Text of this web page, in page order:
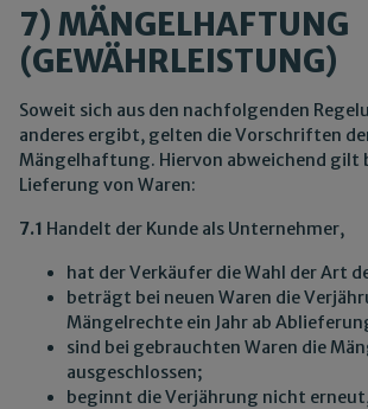
7) MÄNGELHAFTUNG
(GEWÄHRLEISTUNG)
Soweit sich aus den nachfolgenden
anderes ergibt, gelten die Vorschriften
Mängelhaftung. Hiervon abweichend gilt
Lieferung von Waren:
7.1 Handelt der Kunde als Unternehmer,
hat der Verkäufer die Wahl der Art
beträgt bei neuen Waren die
Mängelrechte ein Jahr ab
sind bei gebrauchten Waren die
ausgeschlossen;
beginnt die Verjährung nicht